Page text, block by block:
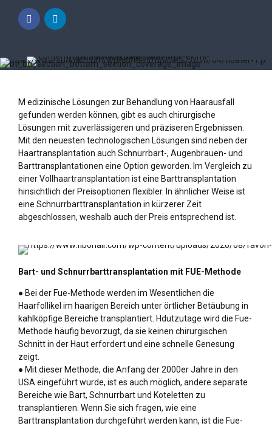
M edizinische Lösungen zur Behandlung von Haarausfall
gefunden werden können, gibt es auch chirurgische
Lösungen mit zuverlässigeren und präziseren Ergebnissen.
Mit den neuesten technologischen Lösungen sind neben der
Haartransplantation auch Schnurrbart-, Augenbrauen- und
Barttransplantationen eine Option geworden. Im Vergleich zu
einer Vollhaartransplantation ist eine Barttransplantation
hinsichtlich der Preisoptionen flexibler. In ähnlicher Weise ist
eine Schnurrbarttransplantation in kürzerer Zeit
abgeschlossen, weshalb auch der Preis entsprechend ist.
Bart- und Schnurrbarttransplantation mit FUE-Methode
● Bei der Fue-Methode werden im Wesentlichen die
Haarfollikel im haarigen Bereich unter örtlicher Betäubung in
kahlköpfige Bereiche transplantiert. Hdutzutage wird die Fue-
Methode häufig bevorzugt, da sie keinen chirurgischen
Schnitt in der Haut erfordert und eine schnelle Genesung
zeigt.
● Mit dieser Methode, die Anfang der 2000er Jahre in den
USA eingeführt wurde, ist es auch möglich, andere separate
Bereiche wie Bart, Schnurrbart und Koteletten zu
transplantieren. Wenn Sie sich fragen, wie eine
Barttransplantation durchgeführt werden kann, ist die Fue-